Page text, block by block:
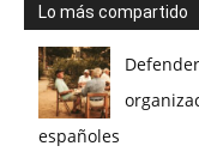
Lo más compartido
españoles